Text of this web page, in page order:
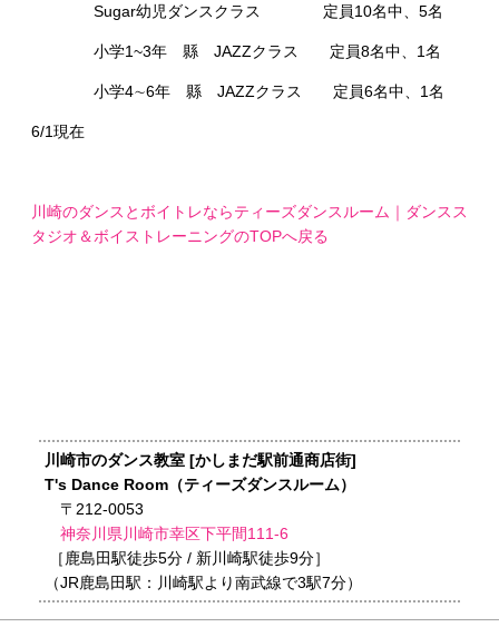
Sugar幼児ダンスクラス 定員10名中、5名
小学1~3年 縣 JAZZクラス 定員8名中、1名
小学4∼6年 縣 JAZZクラス 定員6名中、1名
6/1現在
川崎のダンスとボイトレならティーズダンスルーム｜ダンスス
タジオ＆ボイストレーニングのTOPへ戻る
川崎市のダンス教室 [かしまだ駅前通商店街]
T's Dance Room（ティーズダンスルーム）
〒212-0053
神奈川県川崎市幸区下平間111-6
［鹿島田駅徒歩5分 / 新川崎駅徒歩9分］
（JR鹿島田駅：川崎駅より南武線で3駅7分）